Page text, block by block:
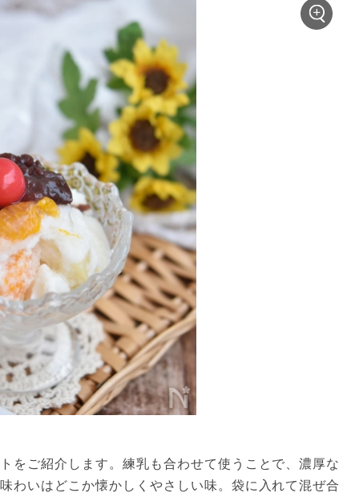
をご紹介します。練乳も合わせて使うことで、濃厚な
わいはどこか懐かしくやさしい味。袋に入れて混ぜ合